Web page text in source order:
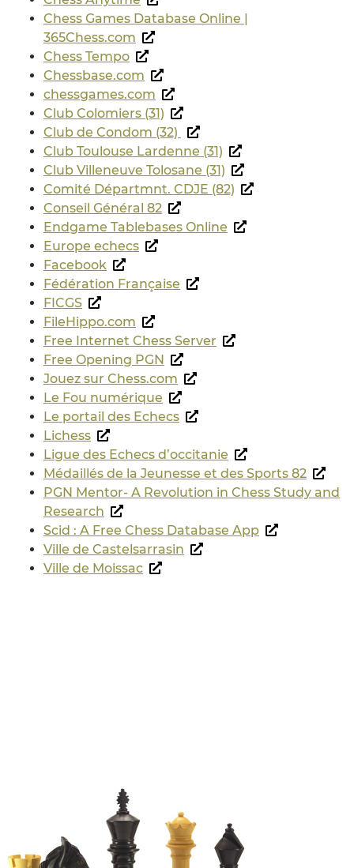
Chess Games Database Online |
365Chess.com
Chess Tempo
Chessbase.com
chessgames.com
Club Colomiers (31)
Club de Condom (32)
Club Toulouse Lardenne (31)
Club Villeneuve Tolosane (31)
Comité Départmnt. CDJE (82)
Conseil Général 82
Endgame Tablebases Online
Europe echecs
Facebook
Fédération Française
FICGS
FileHippo.com
Free Internet Chess Server
Free Opening PGN
Jouez sur Chess.com
Le Fou numérique
Le portail des Echecs
Lichess
Ligue des Echecs d’occitanie
Médaillés de la Jeunesse et des Sports 82
PGN Mentor- A Revolution in Chess Study and
Research
Scid : A Free Chess Database App
Ville de Castelsarrasin
Ville de Moissac